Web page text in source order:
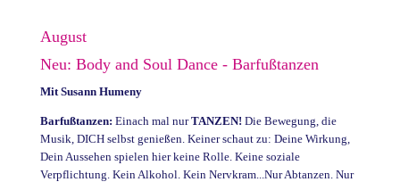
August
Neu: Body and Soul Dance - Barfußtanzen
Mit Susann Humeny
Barfußtanzen: Einach mal nurTANZEN! Die Bewegung, die
Musik, DICH selbst genießen. Keiner schaut zu: Deine Wirkung,
Dein Aussehen spielen hier keine Rolle. Keine soziale
Verpflichtung. Kein Alkohol. Kein Nervkram...Nur Abtanzen. Nur